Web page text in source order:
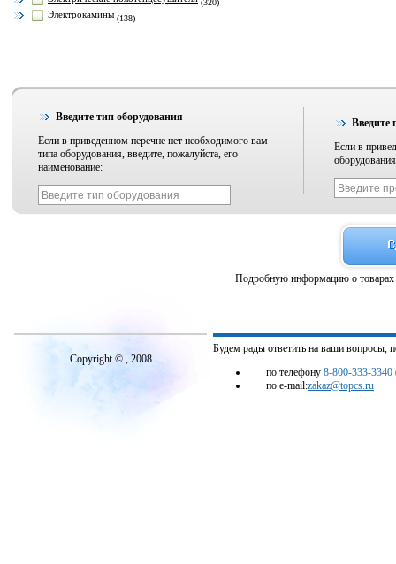
(320)
Электрокамины (138)
Введите тип оборудования
Если в приведенном перечне нет необходимого вам
типа оборудования, введите, пожалуйста, его
наименование:
Введите
Если в
Подробную информацию о товарах
Copyright © , 2008
Будем рады ответить на ваши вопросы,
по телефону 8-800-333-3340
по e-mail:zakaz@topcs.ru